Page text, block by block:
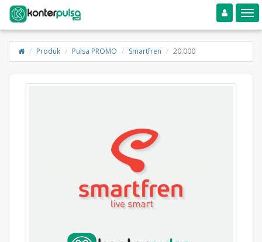
Toggle navigation
Produk Pulsa PROMO Smartfren 20.000